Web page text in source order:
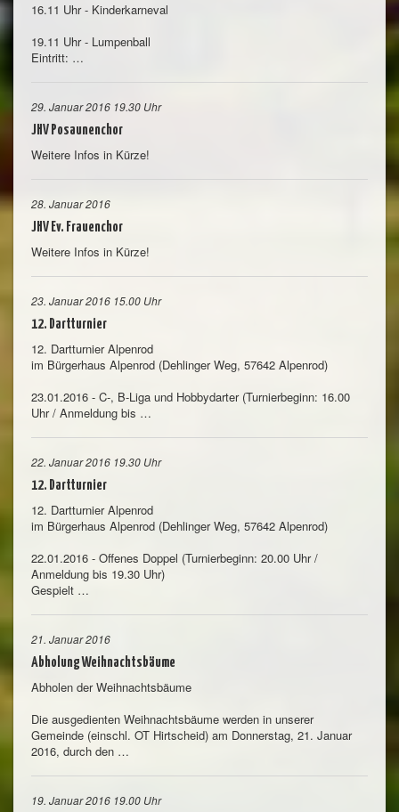
16.11 Uhr - Kinderkarneval
19.11 Uhr - Lumpenball
Eintritt: …
29. Januar 2016 19.30 Uhr
JHV Posaunenchor
Weitere Infos in Kürze!
28. Januar 2016
JHV Ev. Frauenchor
Weitere Infos in Kürze!
23. Januar 2016 15.00 Uhr
12. Dartturnier
12. Dartturnier Alpenrod
im Bürgerhaus Alpenrod (Dehlinger Weg, 57642 Alpenrod)
23.01.2016 - C-, B-Liga und Hobbydarter (Turnierbeginn: 16.00
Uhr / Anmeldung bis …
22. Januar 2016 19.30 Uhr
12. Dartturnier
12. Dartturnier Alpenrod
im Bürgerhaus Alpenrod (Dehlinger Weg, 57642 Alpenrod)
22.01.2016 - Offenes Doppel (Turnierbeginn: 20.00 Uhr /
Anmeldung bis 19.30 Uhr)
Gespielt …
21. Januar 2016
Abholung Weihnachtsbäume
Abholen der Weihnachtsbäume
Die ausgedienten Weihnachtsbäume werden in unserer
Gemeinde (einschl. OT Hirtscheid) am Donnerstag, 21. Januar
2016, durch den …
19. Januar 2016 19.00 Uhr